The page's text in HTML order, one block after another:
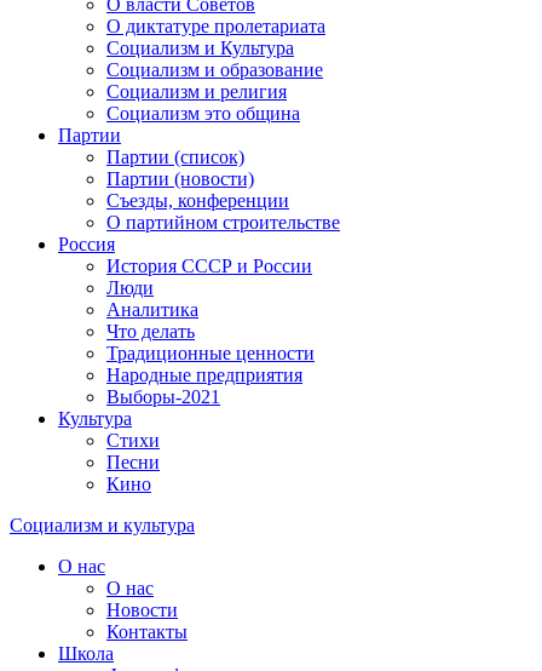
О власти Советов
О диктатуре пролетариата
Социализм и Культура
Социализм и образование
Социализм и религия
Социализм это община
Партии
Партии (список)
Партии (новости)
Съезды, конференции
О партийном строительстве
Россия
История СССР и России
Люди
Аналитика
Что делать
Традиционные ценности
Народные предприятия
Выборы-2021
Культура
Стихи
Песни
Кино
Социализм и культура
О нас
О нас
Новости
Контакты
Школа